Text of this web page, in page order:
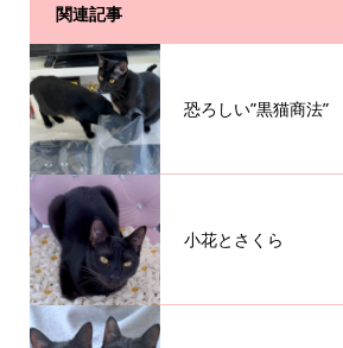
関連記事
恐ろしい”黒猫商法”
小花とさくら